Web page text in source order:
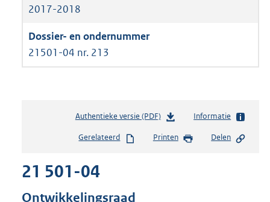
2017-2018
21501-04 nr. 213
Authentieke versie (PDF)b
s
Informatie
Gerelateerd Printen Delen
21 501-04
Ontwikkelingsraad